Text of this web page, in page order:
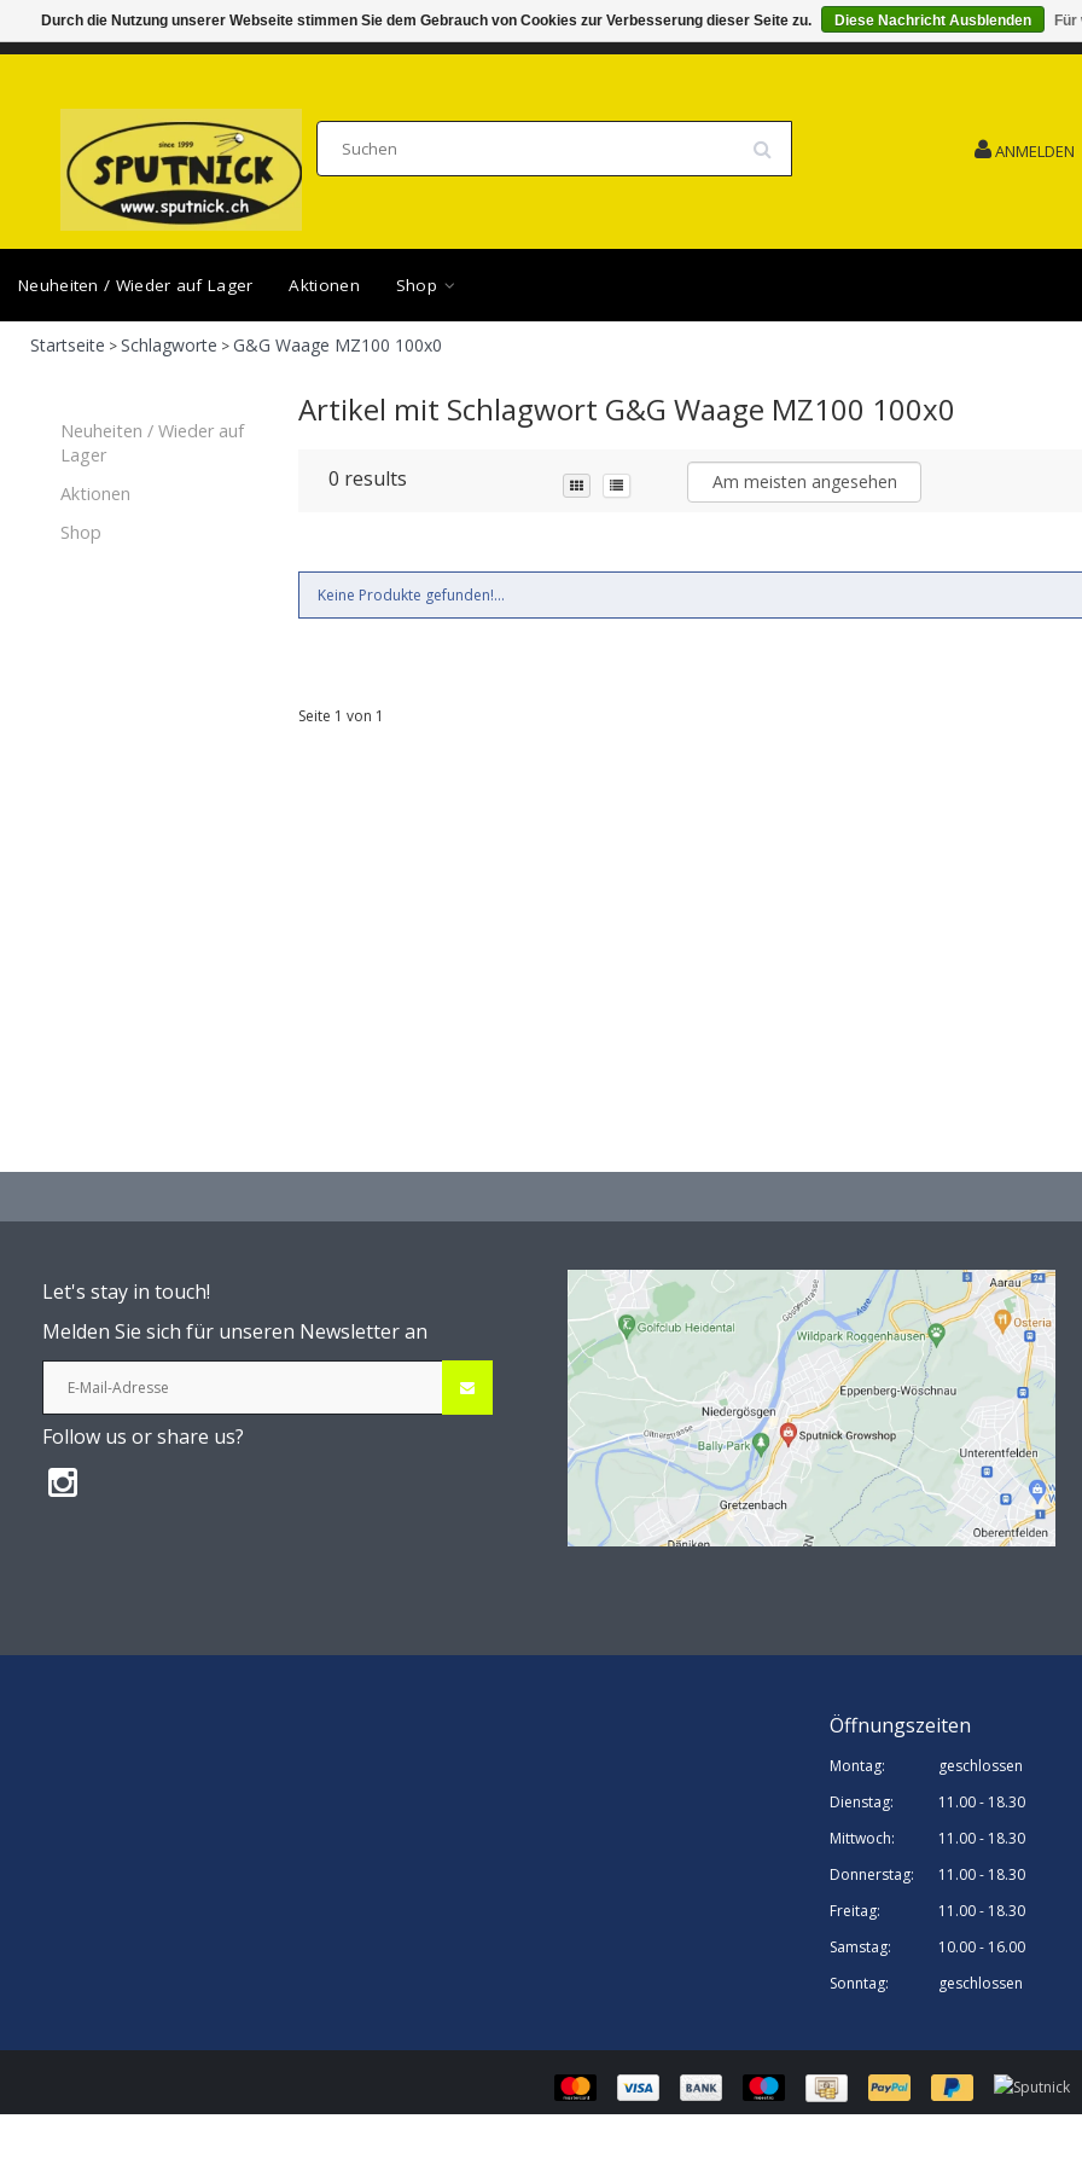
DI-FR 11.00 - 18.30, SA 10.00 - 16.00 SAMSTAG 15.08. GESCHLOSSEN FEIERTAG
ANMELDEN
Neuheiten / Wieder auf Lager Aktionen Shop
Startseite >Schlagworte >G&G Waage MZ100 100x0
Neuheiten / Wieder auf
Lager
Aktionen
Shop
Artikel mit Schlagwort G&G Waage MZ100 100x0
0 results Am meisten angesehen
Keine Produkte gefunden!...
Seite 1 von 1
Let's stay in touch!
Melden Sie sich für unseren Newsletter an
Follow us or share us?
Öffnungszeiten
Montag:
geschlossen
Dienstag:
11.00 - 18.30
Mittwoch:
11.00 - 18.30
Donnerstag:
11.00 - 18.30
Freitag:
11.00 - 18.30
Samstag:
10.00 - 16.00
Sonntag:
geschlossen
Durch die Nutzung unserer Webseite stimmen Sie dem Gebrauch von Cookies zur Verbesserung dieser Seite zu. Diese Nachricht Ausblenden